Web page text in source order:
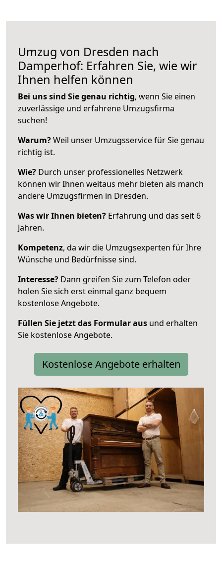
Umzug von Dresden nach
Damperhof: Erfahren Sie, wie wir
Ihnen helfen können
Bei uns sind Sie genau richtig, wenn Sie einen
zuverlässige und erfahrene Umzugsfirma
suchen!
Warum?Weil unser Umzugsservice für Sie genau
richtig ist.
Wie? Durch unser professionelles Netzwerk
können wir Ihnen weitaus mehr bieten als manch
andere Umzugsfirmen in Dresden.
Was wir Ihnen bieten? Erfahrung und das seit 6
Jahren.
Kompetenz, da wir die Umzugsexperten für Ihre
Wünsche und Bedürfnisse sind.
Interesse? Dann greifen Sie zum Telefon oder
holen Sie sich erst einmal ganz bequem
kostenlose Angebote.
Füllen Sie jetzt das Formular aus und erhalten
Sie kostenlose Angebote.
Kostenlose Angebote erhalten